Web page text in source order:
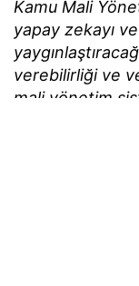
Kamu Mali
yapay zekayı
verebilirliği ve
mali yönetim